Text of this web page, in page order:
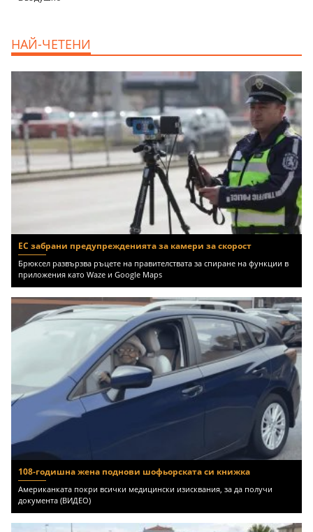
НАЙ-ЧЕТЕНИ
ЕС забрани предупрежденията за камери за скорост
Брюксел развързва ръцете на правителствата за спиране на функции в
приложения като Waze и Google Maps
108-годишна жена поднови шофьорската си книжка
Американката покри всички медицински изисквания, за да получи
документа (ВИДЕО)